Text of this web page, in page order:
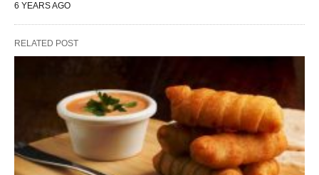
6 YEARS AGO
RELATED POST